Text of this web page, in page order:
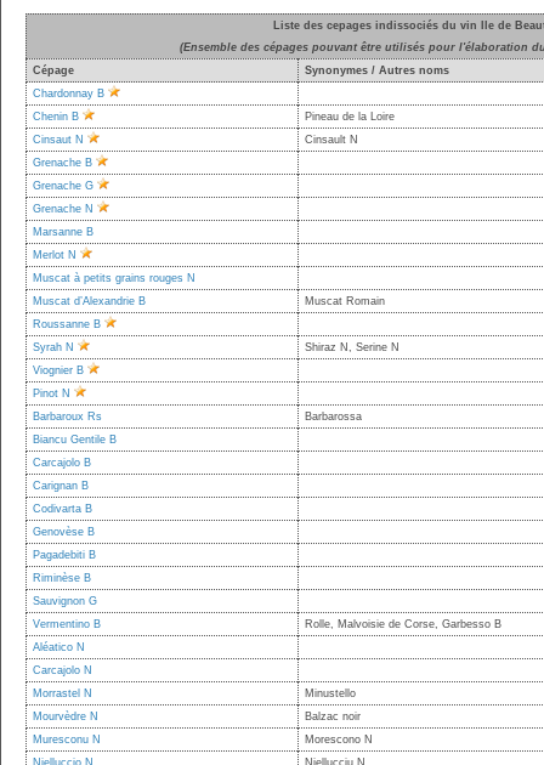
Liste des cepages indissociés du vin Ile de
(Ensemble des cépages pouvant être utilisés pour l'élaboration
Cépage
Synonymes / Autres noms
Chardonnay B
Chenin B
Pineau de la Loire
Cinsaut N
Cinsault N
Grenache B
Grenache G
Grenache N
Marsanne B
Merlot N
Muscat à petits grains rouges N
Muscat d’Alexandrie B
Muscat Romain
Roussanne B
Syrah N
Shiraz N, Serine N
Viognier B
Pinot N
Barbaroux Rs
Barbarossa
Biancu Gentile B
Carcajolo B
Carignan B
Codivarta B
Genovèse B
Pagadebiti B
Riminèse B
Sauvignon G
Vermentino B
Rolle, Malvoisie de Corse, Garbesso B
Aléatico N
Carcajolo N
Morrastel N
Minustello
Mourvèdre N
Balzac noir
Muresconu N
Morescono N
Nielluccio N
Niellucciu N